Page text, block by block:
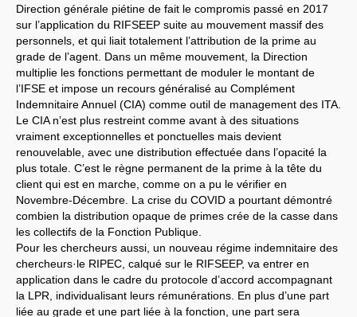
Direction générale piétine de fait le compromis passé en 2017
sur l’application du RIFSEEP suite au mouvement massif des
personnels, et qui liait totalement l’attribution de la prime au
grade de l’agent. Dans un même mouvement, la Direction
multiplie les fonctions permettant de moduler le montant de
l’IFSE et impose un recours généralisé au Complément
Indemnitaire Annuel (CIA) comme outil de management des ITA.
Le CIA n’est plus restreint comme avant à des situations
vraiment exceptionnelles et ponctuelles mais devient
renouvelable, avec une distribution effectuée dans l’opacité la
plus totale. C’est le règne permanent de la prime à la tête du
client qui est en marche, comme on a pu le vérifier en
Novembre-Décembre. La crise du COVID a pourtant démontré
combien la distribution opaque de primes crée de la casse dans
les collectifs de la Fonction Publique.
Pour les chercheurs aussi, un nouveau régime indemnitaire des
chercheurs·le RIPEC, calqué sur le RIFSEEP, va entrer en
application dans le cadre du protocole d’accord accompagnant
la LPR, individualisant leurs rémunérations. En plus d’une part
liée au grade et une part liée à la fonction, une part sera